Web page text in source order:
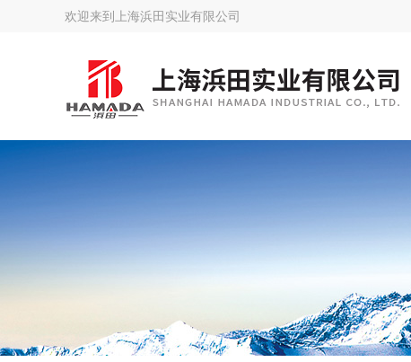
欢迎来到 上海浜田实业有限公司